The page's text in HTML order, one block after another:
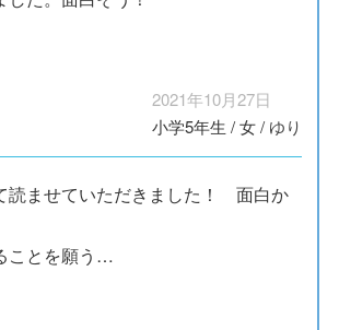
2021年10月27日
小学5年生 /女/ ゆり
読ませていただきました！ 面白か
ことを願う…